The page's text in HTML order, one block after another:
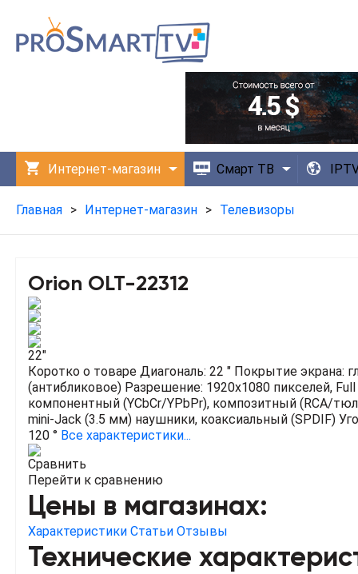
Интернет-магазин Смарт ТВ
Технологии Приложения
Главная > Интернет-магазин > Телевизоры
Orion OLT-22312
22"
Коротко о товаре Диагональ: 22 " Покрытие экрана:
(антибликовое) Разрешение: 1920x1080 пикселей, Full
компонентный (YCbCr/YPbPr), композитный (RCA/
mini-Jack (3.5 мм) наушники, коаксиальный (SPDIF)
120 ° Все характеристики...
Сравнить
Перейти к сравнению
Цены в магазинах:
Характеристики Статьи Отзывы
Технические